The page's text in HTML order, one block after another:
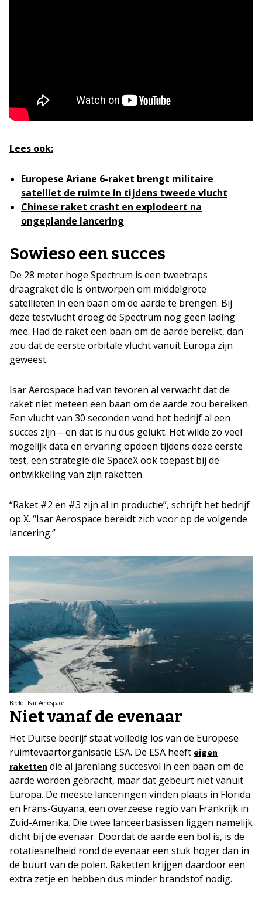
Lees ook:
Europese Ariane 6-raket brengt militaire
satelliet de ruimte in tijdens tweede vlucht
Chinese raket crasht en explodeert na
ongeplande lancering
Sowieso een succes
De 28 meter hoge Spectrum is een tweetraps
draagraket die is ontworpen om middelgrote
satellieten in een baan om de aarde te brengen. Bij
deze testvlucht droeg de Spectrum nog geen lading
mee. Had de raket een baan om de aarde bereikt, dan
zou dat de eerste orbitale vlucht vanuit Europa zijn
geweest.
Isar Aerospace had van tevoren al verwacht dat de
raket niet meteen een baan om de aarde zou bereiken.
Een vlucht van 30 seconden vond het bedrijf al een
succes zijn – en dat is nu dus gelukt. Het wilde zo veel
mogelijk data en ervaring opdoen tijdens deze eerste
test, een strategie die SpaceX ook toepast bij de
ontwikkeling van zijn raketten.
“Raket #2 en #3 zijn al in productie”, schrijft het bedrijf
op X. “Isar Aerospace bereidt zich voor op de volgende
lancering.”
Beeld: Isar Aerospace.
Niet vanaf de evenaar
Het Duitse bedrijf staat volledig los van de Europese
ruimtevaartorganisatie ESA. De ESA heeft eigen
raketten die al jarenlang succesvol in een baan om de
aarde worden gebracht, maar dat gebeurt niet vanuit
Europa. De meeste lanceringen vinden plaats in Florida
en Frans-Guyana, een overzeese regio van Frankrijk in
Zuid-Amerika. Die twee lanceerbasissen liggen namelijk
dicht bij de evenaar. Doordat de aarde een bol is, is de
rotatiesnelheid rond de evenaar een stuk hoger dan in
de buurt van de polen. Raketten krijgen daardoor een
extra zetje en hebben dus minder brandstof nodig.